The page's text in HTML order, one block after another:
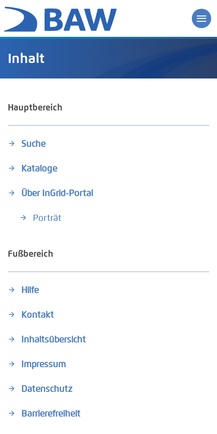
Inhalt
Hauptbereich
Suche
Kataloge
Über InGrid-Portal
Porträt
Fußbereich
Hilfe
Kontakt
Inhaltsübersicht
Impressum
Datenschutz
Barrierefreiheit